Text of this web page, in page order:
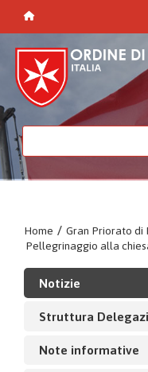
Home / Gran Priorato di
Pellegrinaggio alla
Notizie
Struttura
Note informative